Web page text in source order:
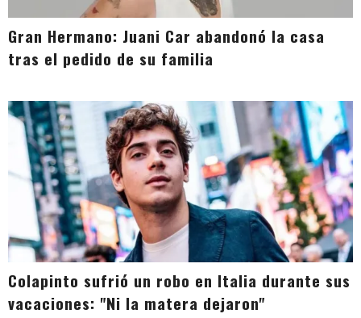
Gran Hermano: Juani Car abandonó la casa
tras el pedido de su familia
Colapinto sufrió un robo en Italia durante sus
vacaciones: "Ni la matera dejaron"